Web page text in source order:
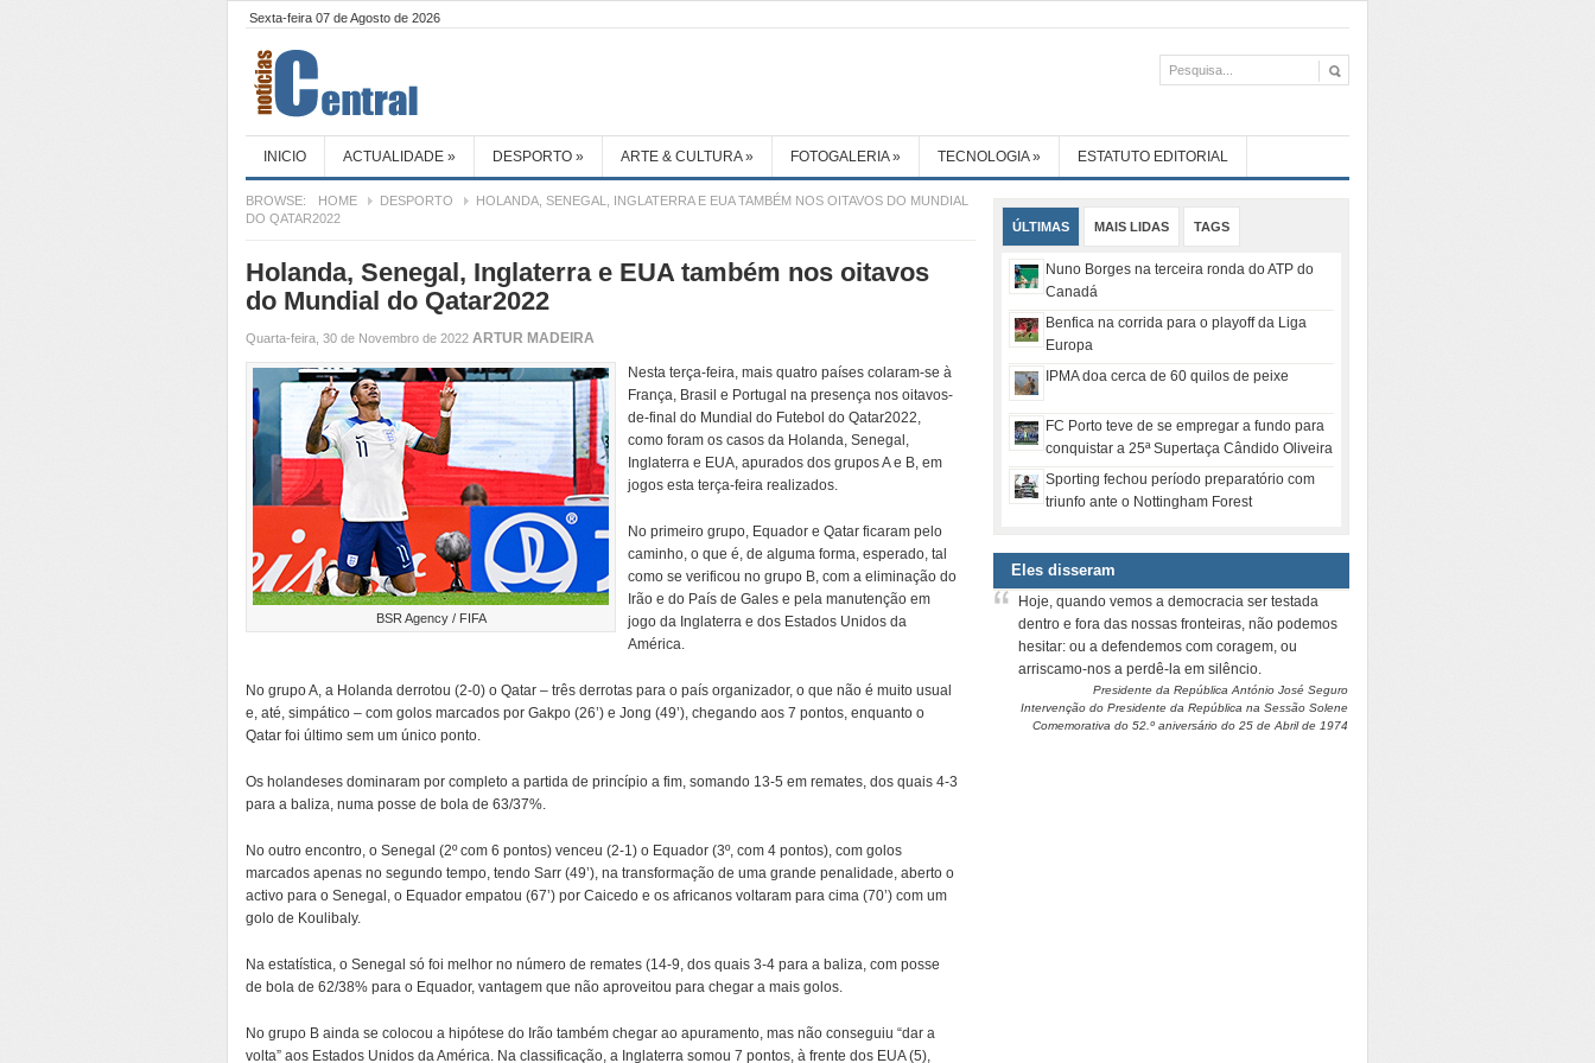
Sexta-feira 07 de Agosto de 2026
INICIO ACTUALIDADE » DESPORTO » ARTE & CULTURA» FOTOGALERIA» TECNOLOGIA» ESTATUTO EDITORIAL
BROWSE: HOME DESPORTO
HOLANDA, SENEGAL, INGLATERRA E EUA TAMBÉM NOS OITAVOS DO MUNDIAL
DO QATAR2022
Holanda, Senegal, Inglaterra e EUA também nos oitavos
do Mundial do Qatar2022
Quarta-feira, 30 de Novembro de 2022 ARTUR MADEIRA
BSR Agency / FIFA
Nesta terça-feira, mais quatro países colaram-se à
França, Brasil e Portugal na presença nos oitavos-
de-final do Mundial do Futebol do Qatar2022,
como foram os casos da Holanda, Senegal,
Inglaterra e EUA, apurados dos grupos A e B, em
jogos esta terça-feira realizados.
No primeiro grupo, Equador e Qatar ficaram pelo
caminho, o que é, de alguma forma, esperado, tal
como se verificou no grupo B, com a eliminação do
Irão e do País de Gales e pela manutenção em
jogo da Inglaterra e dos Estados Unidos da
América.
No grupo A, a Holanda derrotou (2-0) o Qatar – três derrotas para o país organizador, o que não é muito usual
e, até, simpático – com golos marcados por Gakpo (26’) e Jong (49’), chegando aos 7 pontos, enquanto o
Qatar foi último sem um único ponto.
Os holandeses dominaram por completo a partida de princípio a fim, somando 13-5 em remates, dos quais 4-3
para a baliza, numa posse de bola de 63/37%.
No outro encontro, o Senegal (2º com 6 pontos) venceu (2-1) o Equador (3º, com 4 pontos), com golos
marcados apenas no segundo tempo, tendo Sarr (49’), na transformação de uma grande penalidade, aberto o
activo para o Senegal, o Equador empatou (67’) por Caicedo e os africanos voltaram para cima (70’) com um
golo de Koulibaly.
Na estatística, o Senegal só foi melhor no número de remates (14-9, dos quais 3-4 para a baliza, com posse
de bola de 62/38% para o Equador, vantagem que não aproveitou para chegar a mais golos.
No grupo B ainda se colocou a hipótese do Irão também chegar ao apuramento, mas não conseguiu “dar a
volta” aos Estados Unidos da América. Na classificação, a Inglaterra somou 7 pontos, à frente dos EUA (5),
ÚLTIMAS MAIS LIDAS TAGS
Nuno Borges na terceira ronda do ATP do
Canadá
Benfica na corrida para o playoff da Liga
Europa
IPMA doa cerca de 60 quilos de peixe
FC Porto teve de se empregar a fundo para
conquistar a 25ª Supertaça Cândido Oliveira
Sporting fechou período preparatório com
triunfo ante o Nottingham Forest
Eles disseram
Hoje, quando vemos a democracia ser testada
dentro e fora das nossas fronteiras, não podemos
hesitar: ou a defendemos com coragem, ou
arriscamo-nos a perdê-la em silêncio.
Presidente da República António José Seguro
Intervenção do Presidente da República na Sessão Solene
Comemorativa do 52.º aniversário do 25 de Abril de 1974